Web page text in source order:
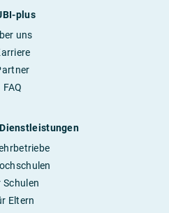
plus
uns
FAQ
Schulen
Eltern